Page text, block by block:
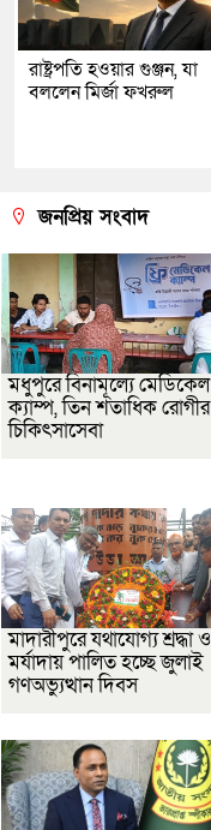
রাষ্ট্রপতি হওয়ার গুঞ্জন, যা
বললেন মির্জা ফখরুল
জনপ্রিয় সংবাদ
মধুপুরে বিনামূল্যে মেডিকেল
ক্যাম্প, তিন শতাধিক রোগীর
চিকিৎসাসেবা
মাদারীপুরে যথাযোগ্য শ্রদ্ধা ও
মর্যাদায় পালিত হচ্ছে জুলাই
গণঅভ্যুত্থান দিবস